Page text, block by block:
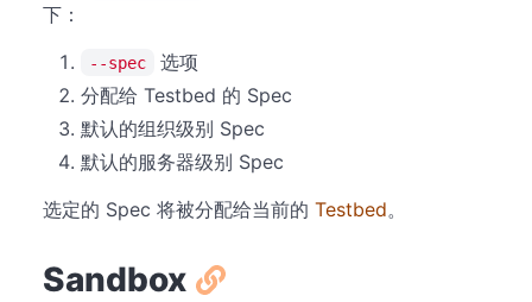
下：
--spec
选项
分配给 Testbed 的 Spec
默认的组织级别 Spec
默认的服务器级别 Spec
选定的 Spec 将被分配给当前的 Testbed。
Sandbox